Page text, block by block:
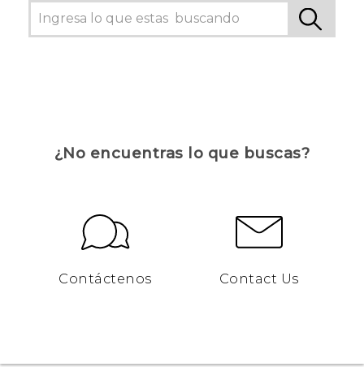
¿No encuentras lo que buscas?
Contáctenos Contact Us